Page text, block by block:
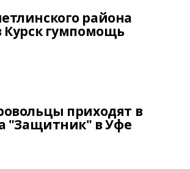
района
Курск гумпомощь
приходят в
"Защитник" в Уфе